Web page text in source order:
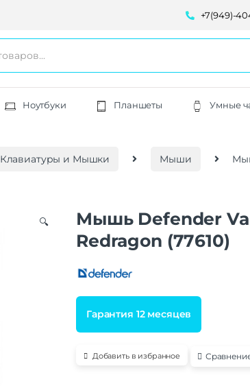
+7(949)-
Ноутбуки Планшеты Умные
Клавиатуры и Мышки Мыши
🔍
Мышь Defender
Redragon (77610)
Гарантия 12 месяцев
Добавить в избранное